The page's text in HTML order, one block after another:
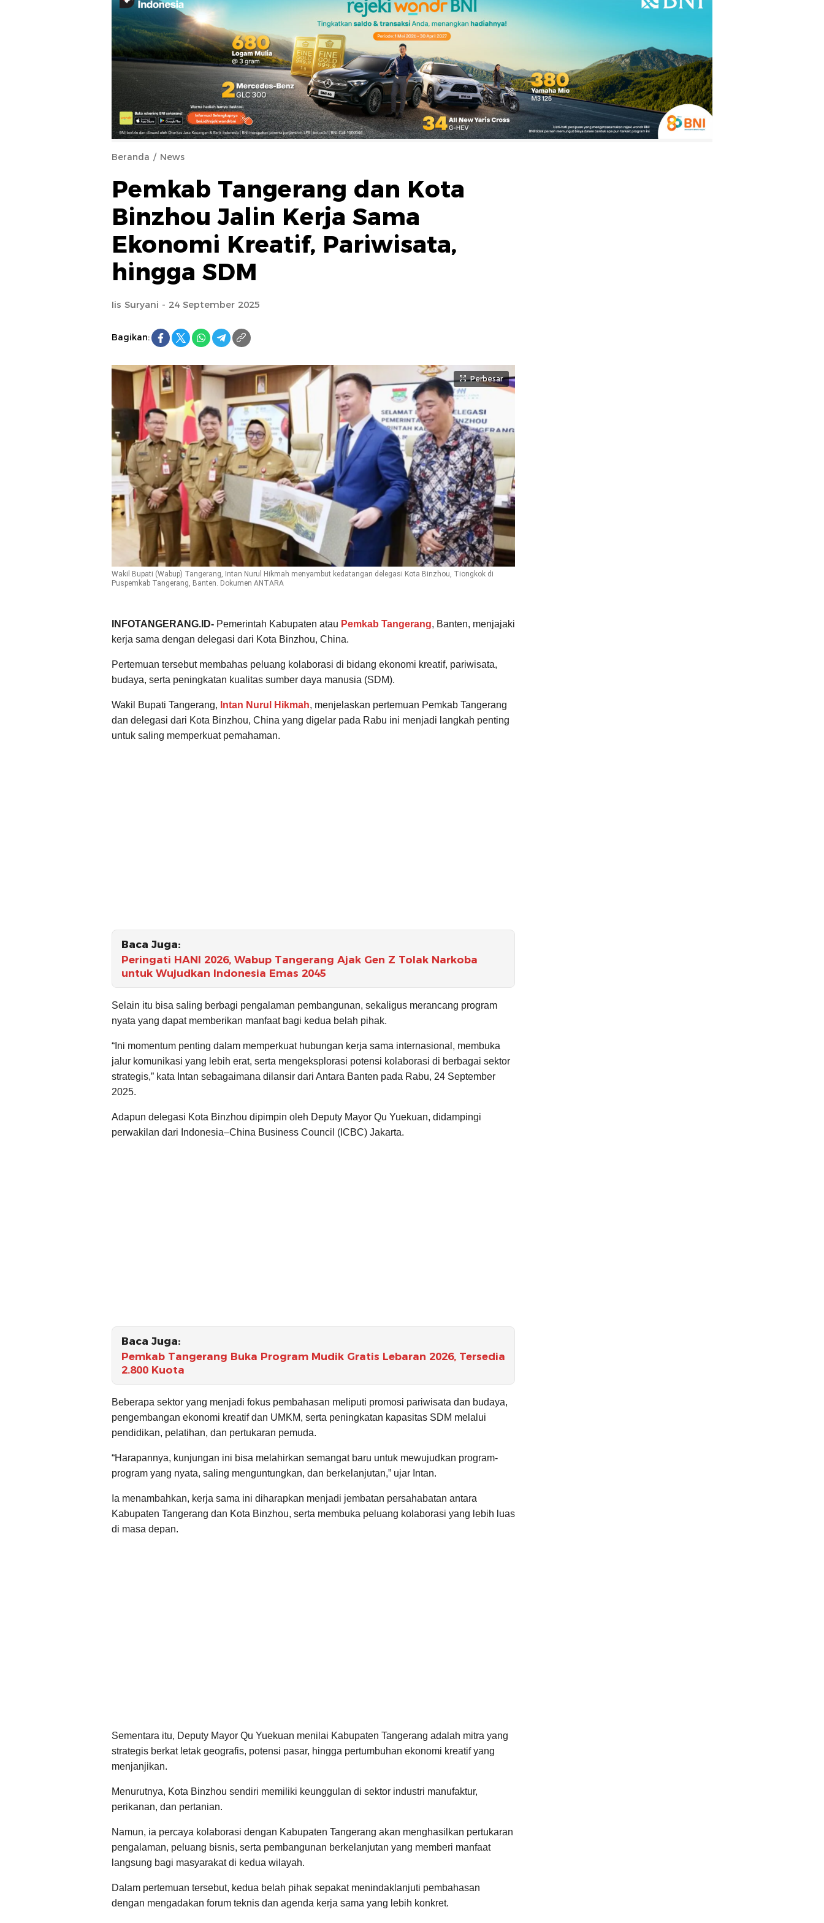
Beranda News
Pemkab Tangerang dan Kota
Binzhou Jalin Kerja Sama
Ekonomi Kreatif, Pariwisata,
hingga SDM
Iis Suryani - 24 September 2025
Bagikan:
Perbesar
Wakil Bupati (Wabup) Tangerang, Intan Nurul Hikmah menyambut kedatangan delegasi Kota Binzhou, Tiongkok di
Puspemkab Tangerang, Banten. Dokumen ANTARA
INFOTANGERANG.ID- Pemerintah Kabupaten atau Pemkab Tangerang, Banten, menjajaki
kerja sama dengan delegasi dari Kota Binzhou, China.
Pertemuan tersebut membahas peluang kolaborasi di bidang ekonomi kreatif, pariwisata,
budaya, serta peningkatan kualitas sumber daya manusia (SDM).
Wakil Bupati Tangerang, Intan Nurul Hikmah, menjelaskan pertemuan Pemkab Tangerang
dan delegasi dari Kota Binzhou, China yang digelar pada Rabu ini menjadi langkah penting
untuk saling memperkuat pemahaman.
Baca Juga:
Peringati HANI 2026, Wabup Tangerang Ajak Gen Z Tolak Narkoba
untuk Wujudkan Indonesia Emas 2045
Selain itu bisa saling berbagi pengalaman pembangunan, sekaligus merancang program
nyata yang dapat memberikan manfaat bagi kedua belah pihak.
“Ini momentum penting dalam memperkuat hubungan kerja sama internasional, membuka
jalur komunikasi yang lebih erat, serta mengeksplorasi potensi kolaborasi di berbagai sektor
strategis,” kata Intan sebagaimana dilansir dari Antara Banten pada Rabu, 24 September
2025.
Adapun delegasi Kota Binzhou dipimpin oleh Deputy Mayor Qu Yuekuan, didampingi
perwakilan dari Indonesia–China Business Council (ICBC) Jakarta.
Baca Juga:
Pemkab Tangerang Buka Program Mudik Gratis Lebaran 2026, Tersedia
2.800 Kuota
Beberapa sektor yang menjadi fokus pembahasan meliputi promosi pariwisata dan budaya,
pengembangan ekonomi kreatif dan UMKM, serta peningkatan kapasitas SDM melalui
pendidikan, pelatihan, dan pertukaran pemuda.
“Harapannya, kunjungan ini bisa melahirkan semangat baru untuk mewujudkan program-
program yang nyata, saling menguntungkan, dan berkelanjutan,” ujar Intan.
Ia menambahkan, kerja sama ini diharapkan menjadi jembatan persahabatan antara
Kabupaten Tangerang dan Kota Binzhou, serta membuka peluang kolaborasi yang lebih luas
di masa depan.
Sementara itu, Deputy Mayor Qu Yuekuan menilai Kabupaten Tangerang adalah mitra yang
strategis berkat letak geografis, potensi pasar, hingga pertumbuhan ekonomi kreatif yang
menjanjikan.
Menurutnya, Kota Binzhou sendiri memiliki keunggulan di sektor industri manufaktur,
perikanan, dan pertanian.
Namun, ia percaya kolaborasi dengan Kabupaten Tangerang akan menghasilkan pertukaran
pengalaman, peluang bisnis, serta pembangunan berkelanjutan yang memberi manfaat
langsung bagi masyarakat di kedua wilayah.
Dalam pertemuan tersebut, kedua belah pihak sepakat menindaklanjuti pembahasan
dengan mengadakan forum teknis dan agenda kerja sama yang lebih konkret.